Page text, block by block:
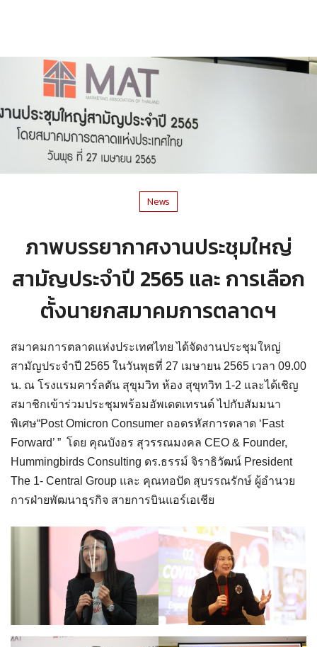
News
ภาพบรรยากาศงานประชุมใหญ่
สามัญประจำปี 2565 และ การเลือก
ตั้งนายกสมาคมการตลาดฯ
สมาคมการตลาดแห่งประเทศไทย ได้จัดงานประชุมใหญ่
สามัญประจำปี 2565 ในวันพุธที่ 27 เมษายน 2565 เวลา 09.00
น. ณ โรงแรมคาร์ลตัน สุขุมวิท ห้อง สุขุทวิท 1-2 และได้เชิญ
สมาชิกเข้าร่วมประชุมพร้อมอัพเดตเทรนด์ ไปกับสัมมนา
พิเศษ“Post Omicron Consumer ถอดรหัสการตลาด ‘Fast
Forward’ ” โดย คุณบังอร สุวรรณมงคล CEO & Founder,
Hummingbirds Consulting ดร.ธรรม์ จิราธิวัฒน์ President
The 1- Central Group และ คุณทอปัด สุบรรณรักษ์ ผู้อำนวย
การฝ่ายพัฒนาธุรกิจ สายการบินแอร์เอเชีย